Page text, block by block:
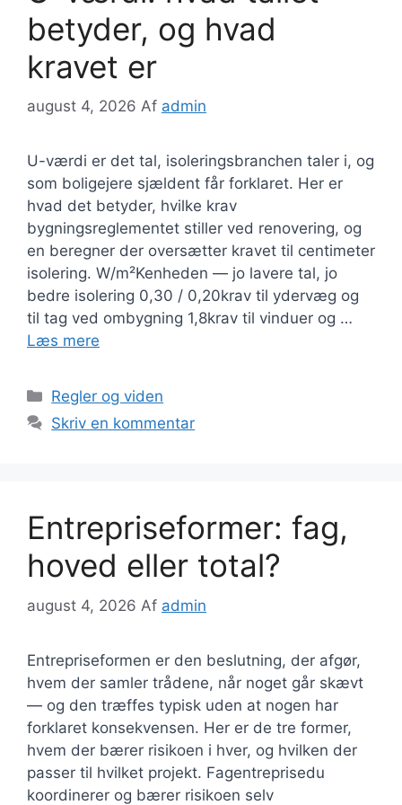
betyder, og hvad
kravet er
august 4, 2026 Af admin
U-værdi er det tal, isoleringsbranchen taler i, og
som boligejere sjældent får forklaret. Her er
hvad det betyder, hvilke krav
bygningsreglementet stiller ved renovering, og
en beregner der oversætter kravet til centimeter
isolering. W/m²Kenheden — jo lavere tal, jo
bedre isolering 0,30 / 0,20krav til ydervæg og
til tag ved ombygning 1,8krav til vinduer og …
Læs mere
Kategorier
Regler og viden
Skriv en kommentar
Entrepriseformer: fag,
hoved eller total?
august 4, 2026 Af admin
Entrepriseformen er den beslutning, der afgør,
hvem der samler trådene, når noget går skævt
— og den træffes typisk uden at nogen har
forklaret konsekvensen. Her er de tre former,
hvem der bærer risikoen i hver, og hvilken der
passer til hvilket projekt. Fagentreprisedu
koordinerer og bærer risikoen selv